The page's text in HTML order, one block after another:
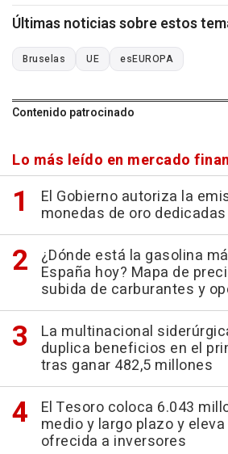
Últimas noticias sobre estos
Bruselas UE esEUROPA
Contenido patrocinado
Lo más leído en mercado
El Gobierno autoriza la
monedas de oro
¿Dónde está la gasolina
España hoy? Mapa de
subida de carburantes y
La multinacional
duplica beneficios en el
tras ganar 482,5 millones
El Tesoro coloca 6.043
medio y largo plazo y
ofrecida a inversores